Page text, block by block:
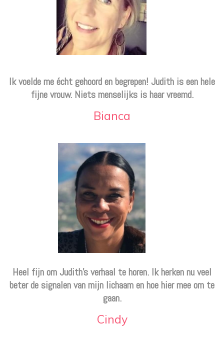
Ik voelde me écht gehoord en begrepen! Judith is een hele
fijne vrouw. Niets menselijks is haar vreemd.
Bianca
Heel fijn om Judith's verhaal te horen. Ik herken nu veel
beter de signalen van mijn lichaam en hoe hier mee om te
gaan.
Cindy